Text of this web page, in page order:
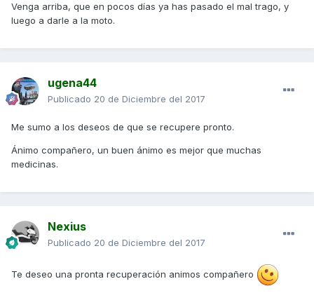
Venga arriba, que en pocos días ya has pasado el mal trago, y
luego a darle a la moto.
ugena44
Publicado 20 de Diciembre del 2017
Me sumo a los deseos de que se recupere pronto.
Ánimo compañero, un buen ánimo es mejor que muchas
medicinas.
Nexius
Publicado 20 de Diciembre del 2017
Te deseo una pronta recuperación animos compañero